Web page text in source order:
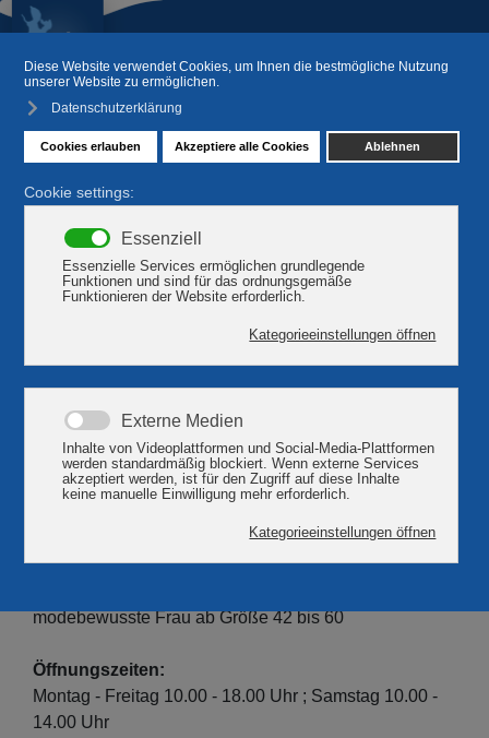
Einkaufswelt Plau am See
Max's Jeans & KurvenReich
Unsere Angebot umfaßt
und Accessoires (verschiedene Hersteller für Damen
und Herren)
modebewusste Frau ab Größe 42 bis 60
Öffnungszeiten:
Montag - Freitag 10.00 - 18.00 Uhr ; Samstag 10.00 -
14.00 Uhr